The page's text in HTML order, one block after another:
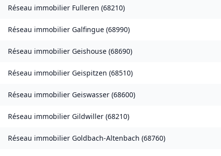
Réseau immobilier Fulleren (68210)
Réseau immobilier Galfingue (68990)
Réseau immobilier Geishouse (68690)
Réseau immobilier Geispitzen (68510)
Réseau immobilier Geiswasser (68600)
Réseau immobilier Gildwiller (68210)
Réseau immobilier Goldbach-Altenbach (68760)